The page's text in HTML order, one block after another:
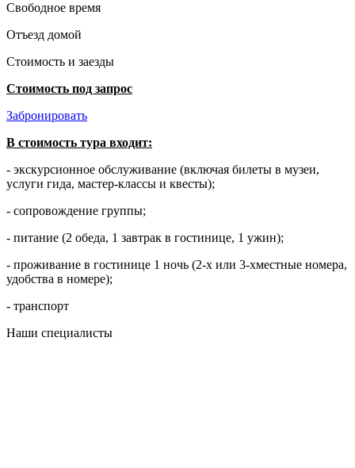
Свободное время
Отъезд домой
Стоимость и заезды
Стоимость под запрос
Забронировать
В стоимость тура входит:
- экскурсионное обслуживание (включая билеты в музеи,
услуги гида, мастер-классы и квесты);
- сопровождение группы;
- питание (2 обеда, 1 завтрак в гостинице, 1 ужин);
- проживание в гостинице 1 ночь (2-х или 3-хместные номера,
удобства в номере);
- транспорт
Наши специалисты